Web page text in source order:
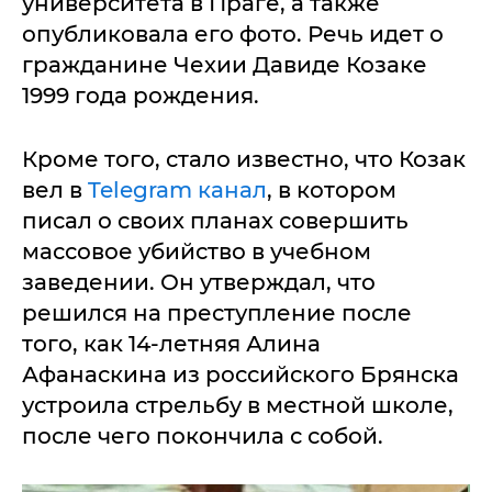
опубликовала его фото. Речь идет о
гражданине Чехии Давиде Козаке
1999 года рождения.
Кроме того, стало известно, что Козак
вел в Telegram канал, в котором
писал о своих планах совершить
массовое убийство в учебном
заведении. Он утверждал, что
решился на преступление после
того, как 14-летняя Алина
Афанаскина из российского Брянска
устроила стрельбу в местной школе,
после чего покончила с собой.